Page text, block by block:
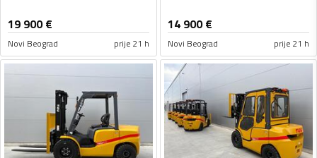
19 900€
Novi Beograd prije 21 h
14 900€
Novi Beograd prije 21 h